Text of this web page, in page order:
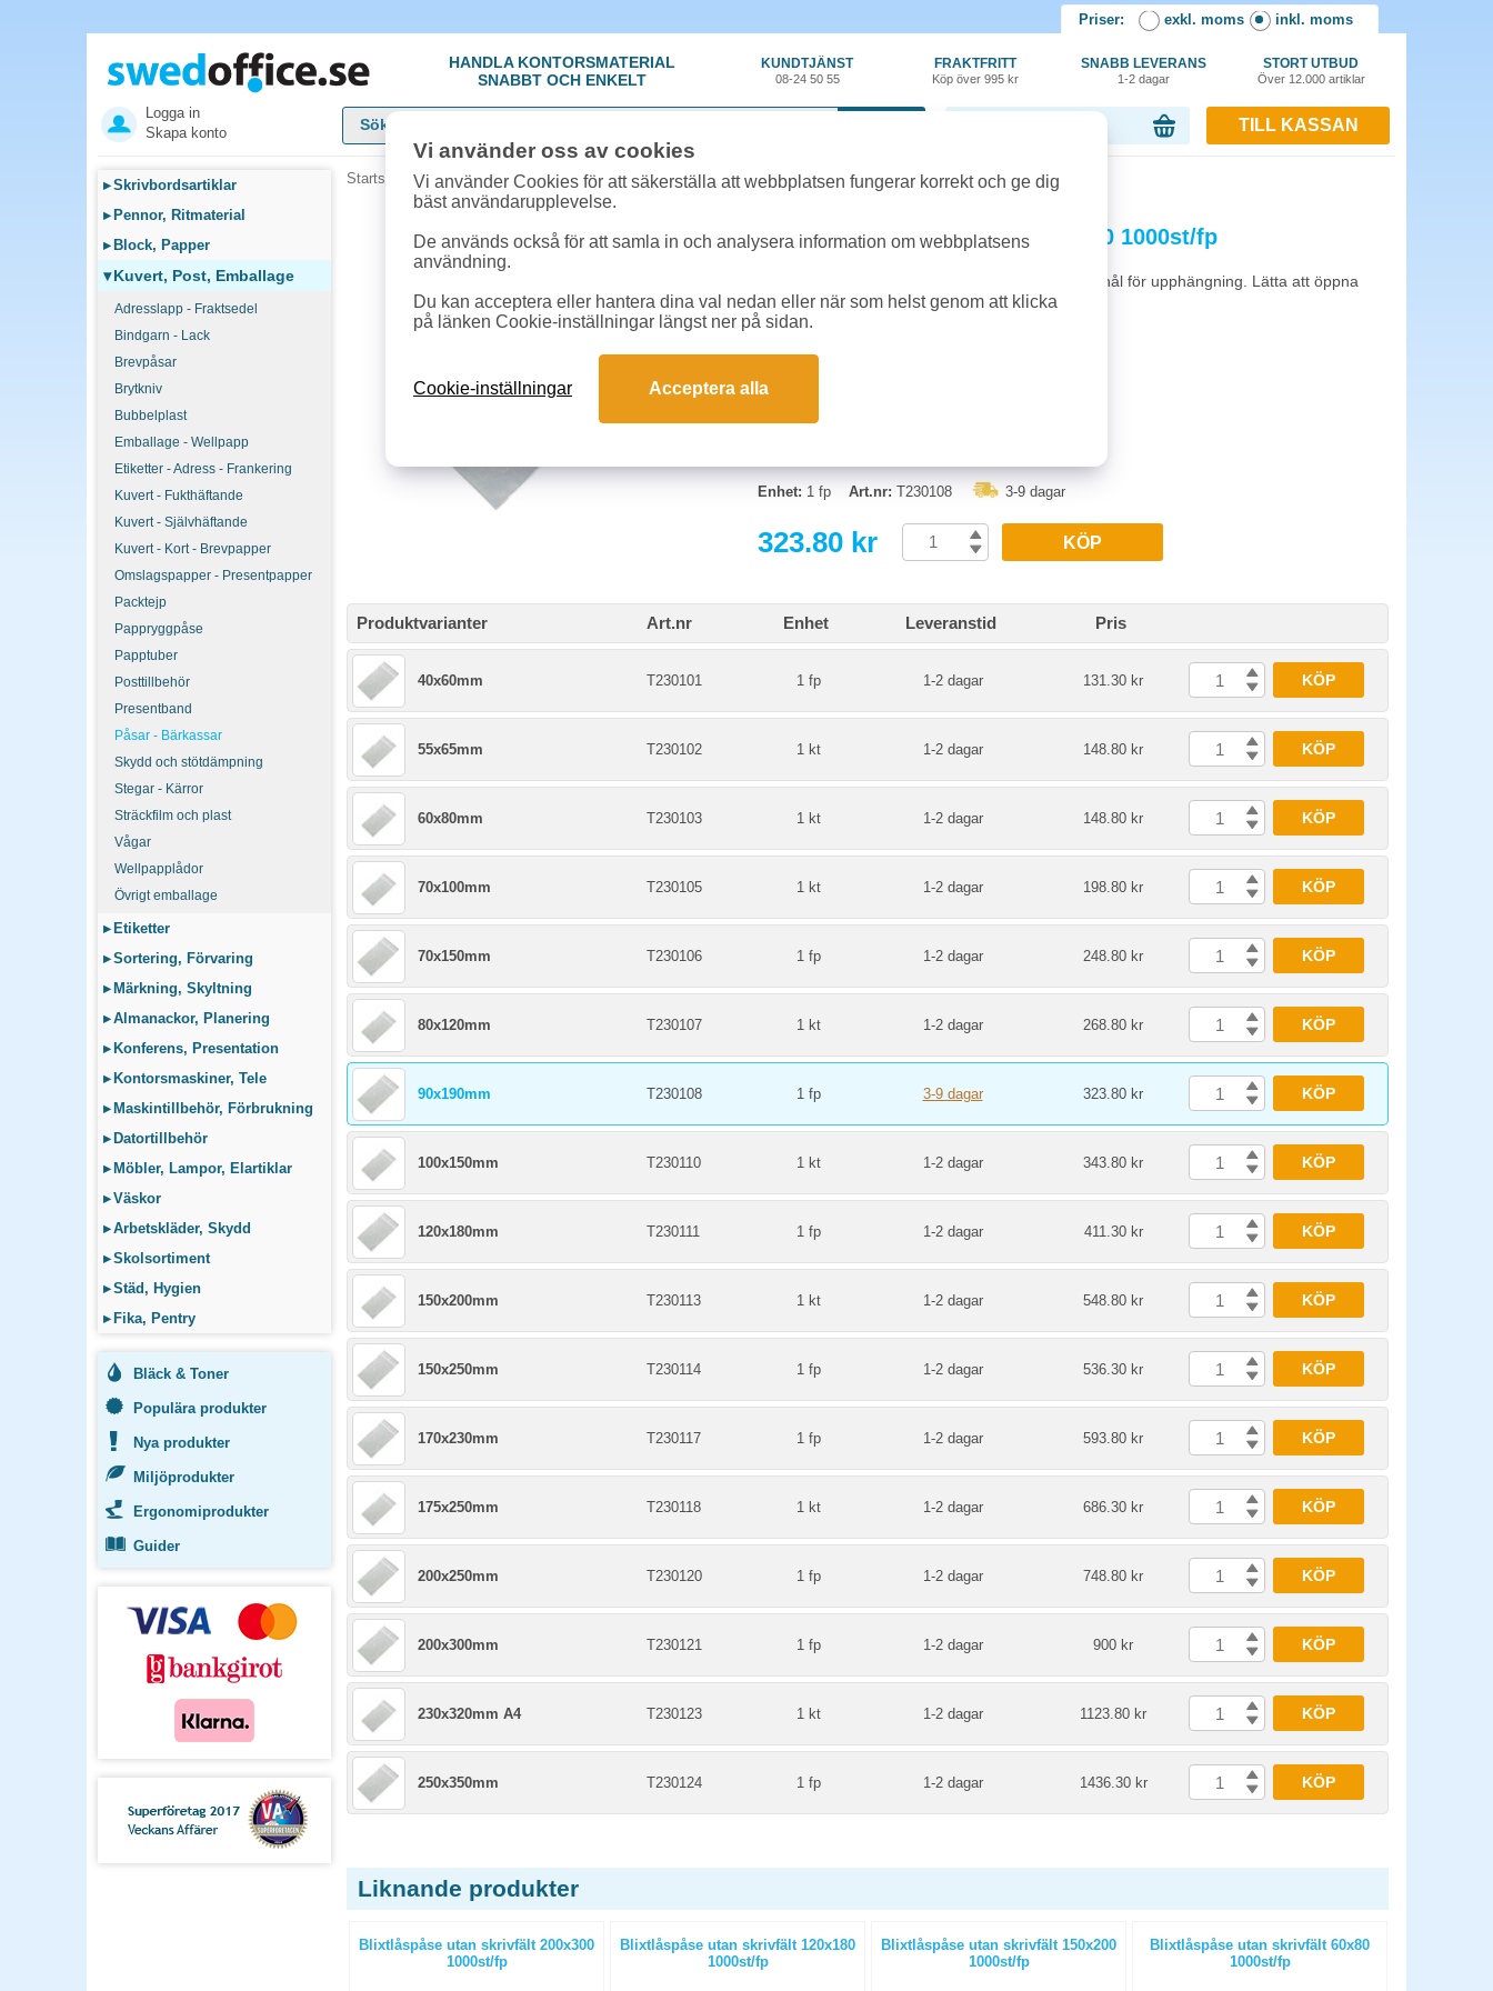
Priser: exkl. moms inkl. moms
HANDLA KONTORSMATERIAL
SNABBT OCH ENKELT
KUNDTJÄNST
08-24 50 55
FRAKTFRITT
Köp över 995 kr
SNABB LEVERANS
1-2 dagar
STORT UTBUD
Över 12.000 artiklar
Logga in
Skapa konto
TILL KASSAN
▸Skrivbordsartiklar
▸ Pennor, Ritmaterial
▸ Block, Papper
▾Kuvert, Post, Emballage
Adresslapp - Fraktsedel
Bindgarn - Lack
Brevpåsar
Brytkniv
Bubbelplast
Emballage - Wellpapp
Etiketter - Adress - Frankering
Kuvert - Fukthäftande
Kuvert - Självhäftande
Kuvert - Kort - Brevpapper
Omslagspapper - Presentpapper
Packtejp
Pappryggpåse
Papptuber
Posttillbehör
Presentband
Påsar - Bärkassar
Skydd och stötdämpning
Stegar - Kärror
Sträckfilm och plast
Vågar
Wellpapplådor
Övrigt emballage
▸ Etiketter
▸Sortering, Förvaring
▸ Märkning, Skyltning
▸Almanackor, Planering
▸ Konferens, Presentation
▸ Kontorsmaskiner, Tele
▸ Maskintillbehör, Förbrukning
▸ Datortillbehör
▸ Möbler, Lampor, Elartiklar
▸Väskor
▸Arbetskläder, Skydd
▸Skolsortiment
▸Städ, Hygien
▸ Fika, Pentry
Bläck & Toner
Populära produkter
Nya produkter
Miljöprodukter
Ergonomiprodukter
Guider
Startsida »Kuvert, Post, Emballage »Påsar/Bärkassar» Blixtlåspåse utan skrivfält 90x190 1000st/fp
Blixtlåspåse utan skrivfält 90x190 1000st/fp
Blixtlåspåsar UTAN skrivfält och med utstansade hål för upphängning. Lätta att öppna
och återförsluta. 1000st per förpackning.
Mått:90x190mm
Begränsad returrätt
Enhet: 1 fp Art.nr: T230108 3-9 dagar
323.80 kr KÖP
Produktvarianter Art.nr Enhet Leveranstid Pris
40x60mm T230101 1 fp 1-2 dagar 131.30 kr KÖP
55x65mm T230102 1 kt 1-2 dagar 148.80 kr KÖP
60x80mm T230103 1 kt 1-2 dagar 148.80 kr KÖP
70x100mm T230105 1 kt 1-2 dagar 198.80 kr KÖP
70x150mm T230106 1 fp 1-2 dagar 248.80 kr KÖP
80x120mm T230107 1 kt 1-2 dagar 268.80 kr KÖP
90x190mm T230108 1 fp 3-9 dagar 323.80 kr KÖP
100x150mm T230110 1 kt 1-2 dagar 343.80 kr KÖP
120x180mm T230111 1 fp 1-2 dagar 411.30 kr KÖP
150x200mm T230113 1 kt 1-2 dagar 548.80 kr KÖP
150x250mm T230114 1 fp 1-2 dagar 536.30 kr KÖP
170x230mm T230117 1 fp 1-2 dagar 593.80 kr KÖP
175x250mm T230118 1 kt 1-2 dagar 686.30 kr KÖP
200x250mm T230120 1 fp 1-2 dagar 748.80 kr KÖP
200x300mm T230121 1 fp 1-2 dagar 900 kr KÖP
230x320mm A4 T230123 1 kt 1-2 dagar 1123.80 kr KÖP
250x350mm T230124 1 fp 1-2 dagar 1436.30 kr KÖP
Liknande produkter
Blixtlåspåse utan skrivfält 200x300
1000st/fp
Blixtlåspåse utan skrivfält 120x180
1000st/fp
Blixtlåspåse utan skrivfält 150x200
1000st/fp
Blixtlåspåse utan skrivfält 60x80
1000st/fp
Vi använder oss av cookies
Vi använder Cookies för att säkerställa att webbplatsen fungerar korrekt och ge dig
bäst användarupplevelse.
De används också för att samla in och analysera information om webbplatsens
användning.
Du kan acceptera eller hantera dina val nedan eller när som helst genom att klicka
på länken Cookie-inställningar längst ner på sidan.
Cookie-inställningar Acceptera alla